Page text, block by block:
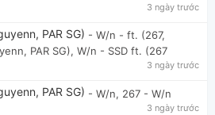
3 ngày trước
PAR SG) - W/n - ft. (267,
PAR SG), W/n - SSD ft. (267
3 ngày trước
PAR SG) - W/n, 267 - W/n
3 ngày trước